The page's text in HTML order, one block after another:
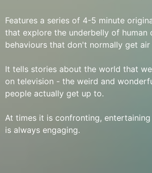
Features a series of 4-5 minute
that explore the underbelly of human
behaviours that don't normally get air
It tells stories about the world that
on television - the weird and
people actually get up to.
At times it is confronting,
is always engaging.